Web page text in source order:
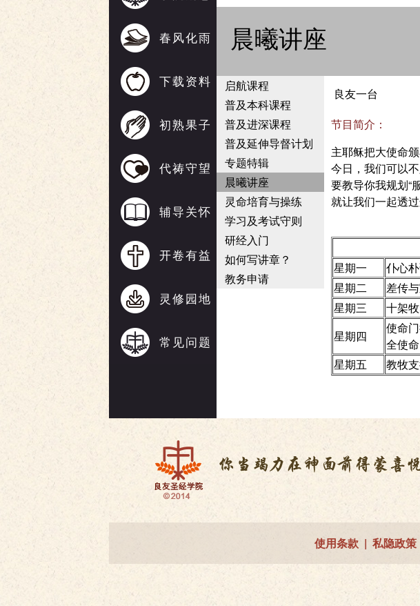
春风化雨
下载资料
初熟果子
代祷守望
辅导关怀
开卷有益
灵修园地
常见问题
晨曦讲座
启航课程
普及本科课程
普及进深课程
普及延伸导督计划
专题特辑
晨曦讲座
灵命培育与操练
学习及考试守则
研经入门
如何写讲章？
教务申请
良友一台
节目简介：
主耶稣把大使命
今日，我们可以
要教导你我规划“
就让我们一起透
星期一
仆心
星期二
差传
星期三
十架
星期四
使命
全使命
星期五
教牧
使用条款 | 私隐政策